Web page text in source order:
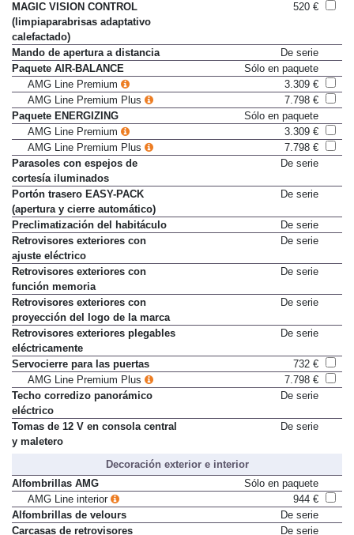
MAGIC VISION CONTROL
(limpiaparabrisas adaptativo
calefactado)
520 €
Mando de apertura a distancia
De serie
Paquete AIR-BALANCE
Sólo en paquete
AMG Line Premium
3.309 €
AMG Line Premium Plus
7.798 €
Paquete ENERGIZING
Sólo en paquete
AMG Line Premium
3.309 €
AMG Line Premium Plus
7.798 €
Parasoles con espejos de
cortesía iluminados
De serie
Portón trasero EASY-PACK
(apertura y cierre automático)
De serie
Preclimatización del habitáculo
De serie
Retrovisores exteriores con
ajuste eléctrico
De serie
Retrovisores exteriores con
función memoria
De serie
Retrovisores exteriores con
proyección del logo de la marca
De serie
Retrovisores exteriores plegables
eléctricamente
De serie
Servocierre para las puertas
732 €
AMG Line Premium Plus
7.798 €
Techo corredizo panorámico
eléctrico
De serie
Tomas de 12 V en consola central
y maletero
De serie
Decoración exterior e interior
Alfombrillas AMG
Sólo en paquete
AMG Line interior
944 €
Alfombrillas de velours
De serie
Carcasas de retrovisores
De serie